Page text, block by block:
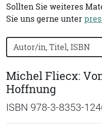
Sollten Sie weiteres
Sie uns gerne unter
Bücher nach Buchtitel,
Michel Fliecx:
Hoffnung
ISBN 978-3-8353-